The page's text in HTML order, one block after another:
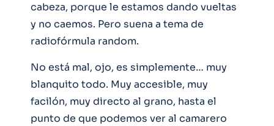
cabeza, porque le estamos dando vueltas
y no caemos. Pero suena a tema de
radiofórmula random.
No está mal, ojo, es simplemente… muy
blanquito todo. Muy accesible, muy
facilón, muy directo al grano, hasta el
punto de que podemos ver al camarero